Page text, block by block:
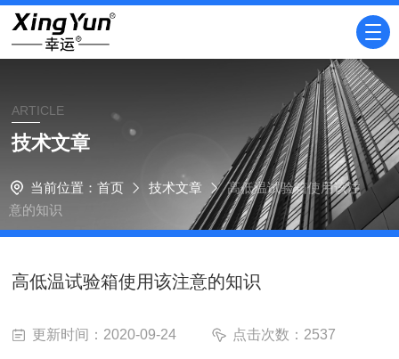
ARTICLE
技术文章
当前位置： 首页 技术文章
高低温试验箱使用该注
意的知识
高低温试验箱使用该注意的知识
更新时间：2020-09-24 点击次数：2537